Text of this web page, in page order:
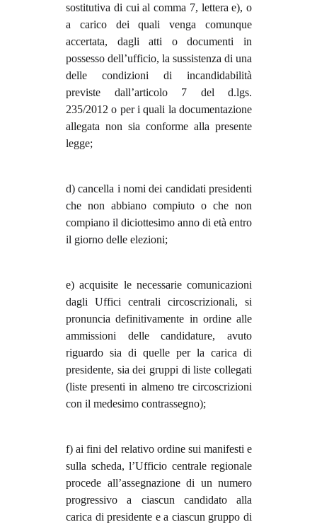
sostitutiva di cui al comma 7, lettera e), o
a carico dei quali venga comunque
accertata, dagli atti o documenti in
possesso dell’ufficio, la sussistenza di una
delle condizioni di incandidabilità
previste dall’articolo 7 del d.lgs.
235/2012 o per i quali la documentazione
allegata non sia conforme alla presente
legge;
d) cancella i nomi dei candidati presidenti
che non abbiano compiuto o che non
compiano il diciottesimo anno di età entro
il giorno delle elezioni;
e) acquisite le necessarie comunicazioni
dagli Uffici centrali circoscrizionali, si
pronuncia definitivamente in ordine alle
ammissioni delle candidature, avuto
riguardo sia di quelle per la carica di
presidente, sia dei gruppi di liste collegati
(liste presenti in almeno tre circoscrizioni
con il medesimo contrassegno);
f) ai fini del relativo ordine sui manifesti e
sulla scheda, l’Ufficio centrale regionale
procede all’assegnazione di un numero
progressivo a ciascun candidato alla
carica di presidente e a ciascun gruppo di